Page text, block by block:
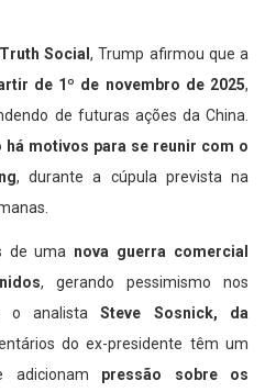
Truth Social, Trump afirmou que a
de 1º de novembro de 2025,
de futuras ações da China.
há motivos para se reunir com o
, durante a cúpula prevista na
de uma nova guerra comercial
, gerando pessimismo nos
o analistaSteve Sosnick, da
do ex-presidente têm um
adicionam pressão sobre os